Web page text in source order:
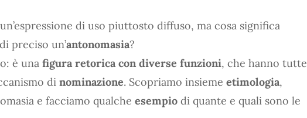
di uso piuttosto diffuso, ma cosa significa
preciso un’antonomasia?
è una figura retorica con diverse funzioni, che hanno tutte
di nominazione. Scopriamo insieme etimologia,
e facciamo qualche esempio di quante e quali sono le